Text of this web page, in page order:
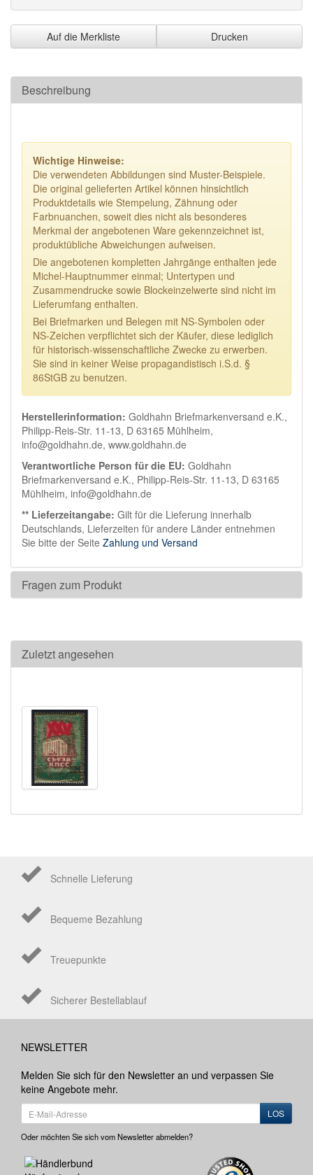
Auf die Merkliste Drucken
Beschreibung
Wichtige Hinweise:
Die verwendeten Abbildungen sind Muster-Beispiele.
Die original gelieferten Artikel können hinsichtlich
Produktdetails wie Stempelung, Zähnung oder
Farbnuanchen, soweit dies nicht als besonderes
Merkmal der angebotenen Ware gekennzeichnet ist,
produktübliche Abweichungen aufweisen.
Die angebotenen kompletten Jahrgänge enthalten jede
Michel-Hauptnummer einmal; Untertypen und
Zusammendrucke sowie Blockeinzelwerte sind nicht im
Lieferumfang enthalten.
Bei Briefmarken und Belegen mit NS-Symbolen oder
NS-Zeichen verpflichtet sich der Käufer, diese lediglich
für historisch-wissenschaftliche Zwecke zu erwerben.
Sie sind in keiner Weise propagandistisch i.S.d. §
86StGB zu benutzen.
Herstellerinformation: Goldhahn Briefmarkenversand e.K.,
Philipp-Reis-Str. 11-13, D 63165 Mühlheim,
info@goldhahn.de, www.goldhahn.de
Verantwortliche Person für die EU: Goldhahn
Briefmarkenversand e.K., Philipp-Reis-Str. 11-13, D 63165
Mühlheim, info@goldhahn.de
** Lieferzeitangabe: Gilt für die Lieferung innerhalb
Deutschlands, Lieferzeiten für andere Länder entnehmen
Sie bitte der Seite Zahlung und Versand
Fragen zum Produkt
Zuletzt angesehen
Schnelle Lieferung
Bequeme Bezahlung
Treuepunkte
Sicherer Bestellablauf
NEWSLETTER
Melden Sie sich für den Newsletter an und verpassen Sie
keine Angebote mehr.
LOS
Oder möchten Sie sich vom Newsletter abmelden?